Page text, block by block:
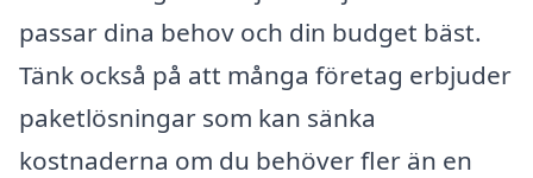
passar dina behov och din budget bäst.
Tänk också på att många företag erbjuder
paketlösningar som kan sänka
kostnaderna om du behöver fler än en